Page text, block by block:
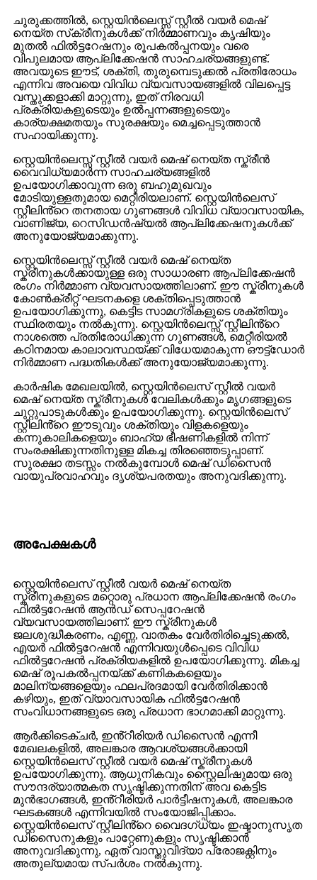
ചുരുക്കത്തിൽ, സ്റ്റെയിൻലെസ്സ് സ്റ്റീൽ വയർ മെഷ്
നെയ്ത സ്‌ക്രീനുകൾക്ക് നിർമ്മാണവും കൃഷിയും
മുതൽ ഫിൽട്ടറേഷനും രൂപകൽപ്പനയും വരെ
വിപുലമായ ആപ്ലിക്കേഷൻ സാഹചര്യങ്ങളുണ്ട്.
അവയുടെ ഈട്, ശക്തി, തുരുമ്പെടുക്കൽ പ്രതിരോധം
എന്നിവ അവയെ വിവിധ വ്യവസായങ്ങളിൽ വിലപ്പെട്ട
വസ്തുക്കളാക്കി മാറ്റുന്നു, ഇത് നിരവധി
പ്രക്രിയകളുടെയും ഉൽപ്പന്നങ്ങളുടെയും
കാര്യക്ഷമതയും സുരക്ഷയും മെച്ചപ്പെടുത്താൻ
സഹായിക്കുന്നു.
സ്റ്റെയിൻലെസ്സ് സ്റ്റീൽ വയർ മെഷ് നെയ്ത സ്ക്രീൻ
വൈവിധ്യമാർന്ന സാഹചര്യങ്ങളിൽ
ഉപയോഗിക്കാവുന്ന ഒരു ബഹുമുഖവും
മോടിയുള്ളതുമായ മെറ്റീരിയലാണ്. സ്റ്റെയിൻലെസ്
സ്റ്റീലിൻ്റെ തനതായ ഗുണങ്ങൾ വിവിധ വ്യാവസായിക,
വാണിജ്യ, റെസിഡൻഷ്യൽ ആപ്ലിക്കേഷനുകൾക്ക്
അനുയോജ്യമാക്കുന്നു.
സ്റ്റെയിൻലെസ്സ് സ്റ്റീൽ വയർ മെഷ് നെയ്ത
സ്ക്രീനുകൾക്കായുള്ള ഒരു സാധാരണ ആപ്ലിക്കേഷൻ
രംഗം നിർമ്മാണ വ്യവസായത്തിലാണ്. ഈ സ്ക്രീനുകൾ
കോൺക്രീറ്റ് ഘടനകളെ ശക്തിപ്പെടുത്താൻ
ഉപയോഗിക്കുന്നു, കെട്ടിട സാമഗ്രികളുടെ ശക്തിയും
സ്ഥിരതയും നൽകുന്നു. സ്റ്റെയിൻലെസ്സ് സ്റ്റീലിൻ്റെ
നാശത്തെ പ്രതിരോധിക്കുന്ന ഗുണങ്ങൾ, മെറ്റീരിയൽ
കഠിനമായ കാലാവസ്ഥയ്ക്ക് വിധേയമാകുന്ന ഔട്ട്ഡോർ
നിർമ്മാണ പദ്ധതികൾക്ക് അനുയോജ്യമാക്കുന്നു.
കാർഷിക മേഖലയിൽ, സ്റ്റെയിൻലെസ് സ്റ്റീൽ വയർ
മെഷ് നെയ്ത സ്ക്രീനുകൾ വേലികൾക്കും മൃഗങ്ങളുടെ
ചുറ്റുപാടുകൾക്കും ഉപയോഗിക്കുന്നു. സ്റ്റെയിൻലെസ്
സ്റ്റീലിൻ്റെ ഈടുവും ശക്തിയും വിളകളെയും
കന്നുകാലികളെയും ബാഹ്യ ഭീഷണികളിൽ നിന്ന്
സംരക്ഷിക്കുന്നതിനുള്ള മികച്ച തിരഞ്ഞെടുപ്പാണ്.
സുരക്ഷാ തടസ്സം നൽകുമ്പോൾ മെഷ് ഡിസൈൻ
വായുപ്രവാഹവും ദൃശ്യപരതയും അനുവദിക്കുന്നു.
അപേക്ഷകൾ
സ്റ്റെയിൻലെസ് സ്റ്റീൽ വയർ മെഷ് നെയ്ത
സ്ക്രീനുകളുടെ മറ്റൊരു പ്രധാന ആപ്ലിക്കേഷൻ രംഗം
ഫിൽട്ടറേഷൻ ആൻഡ് സെപ്പറേഷൻ
വ്യവസായത്തിലാണ്. ഈ സ്ക്രീനുകൾ
ജലശുദ്ധീകരണം, എണ്ണ, വാതകം വേർതിരിച്ചെടുക്കൽ,
എയർ ഫിൽട്ടറേഷൻ എന്നിവയുൾപ്പെടെ വിവിധ
ഫിൽട്ടറേഷൻ പ്രക്രിയകളിൽ ഉപയോഗിക്കുന്നു. മികച്ച
മെഷ് രൂപകൽപ്പനയ്ക്ക് കണികകളെയും
മാലിന്യങ്ങളെയും ഫലപ്രദമായി വേർതിരിക്കാൻ
കഴിയും, ഇത് വ്യാവസായിക ഫിൽട്ടറേഷൻ
സംവിധാനങ്ങളുടെ ഒരു പ്രധാന ഭാഗമാക്കി മാറ്റുന്നു.
ആർക്കിടെക്ചർ, ഇൻ്റീരിയർ ഡിസൈൻ എന്നീ
മേഖലകളിൽ, അലങ്കാര ആവശ്യങ്ങൾക്കായി
സ്റ്റെയിൻലെസ് സ്റ്റീൽ വയർ മെഷ് സ്ക്രീനുകൾ
ഉപയോഗിക്കുന്നു. ആധുനികവും സ്റ്റൈലിഷുമായ ഒരു
സൗന്ദര്യാത്മകത സൃഷ്ടിക്കുന്നതിന് അവ കെട്ടിട
മുൻഭാഗങ്ങൾ, ഇൻ്റീരിയർ പാർട്ടീഷനുകൾ, അലങ്കാര
ഘടകങ്ങൾ എന്നിവയിൽ സംയോജിപ്പിക്കാം.
സ്റ്റെയിൻലെസ് സ്റ്റീലിൻ്റെ വൈദഗ്ധ്യം ഇഷ്ടാനുസൃത
ഡിസൈനുകളും പാറ്റേണുകളും സൃഷ്ടിക്കാൻ
അനുവദിക്കുന്നു, ഏത് വാസ്തുവിദ്യാ പ്രോജക്റ്റിനും
അതുല്യമായ സ്പർശം നൽകുന്നു.